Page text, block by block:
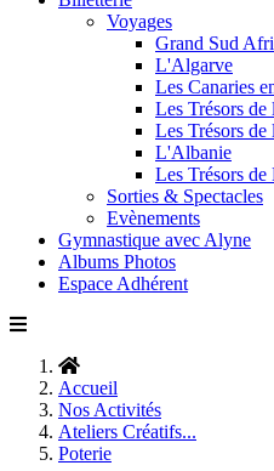
Voyages
Grand Sud
L'Algarve
Les Canaries
Les Trésors
Les Trésors
L'Albanie
Les Trésors de
Sorties & Spectacles
Evènements
Gymnastique avec Alyne
Albums Photos
Espace Adhérent
Accueil
Nos Activités
Ateliers Créatifs...
Poterie